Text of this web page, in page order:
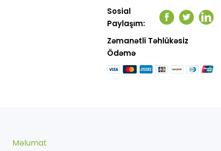
Sosial
Paylaşım:
Facebook
Twitter
Zəmanətli Təhlükəsiz
Ödəmə
Məlumat